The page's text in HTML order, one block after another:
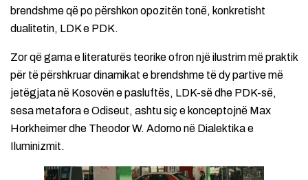
brendshme që po përshkon opozitën tonë, konkretisht
dualitetin, LDK e PDK.
Zor që gama e literaturës teorike ofron një ilustrim më praktik
për të përshkruar dinamikat e brendshme të dy partive më
jetëgjata në Kosovën e pasluftës, LDK-së dhe PDK-së,
sesa metafora e Odiseut, ashtu siç e konceptojnë Max
Horkheimer dhe Theodor W. Adorno në Dialektika e
Iluminizmit.